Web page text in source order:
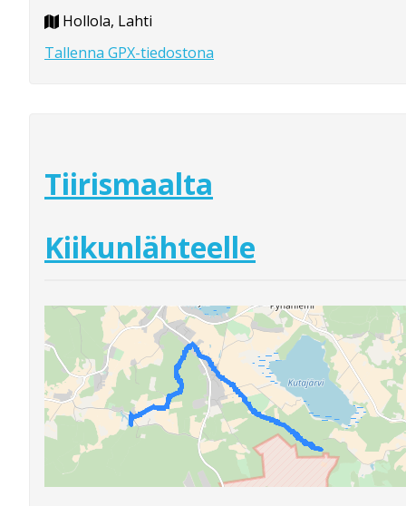
Hollola, Lahti
Tallenna GPX-tiedostona
Tiirismaalta
Kiikunlähteelle